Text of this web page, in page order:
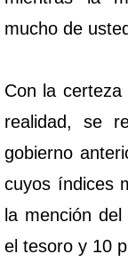
mucho de
Con la
realidad, se
gobierno
cuyos índices
la mención
el tesoro y 10